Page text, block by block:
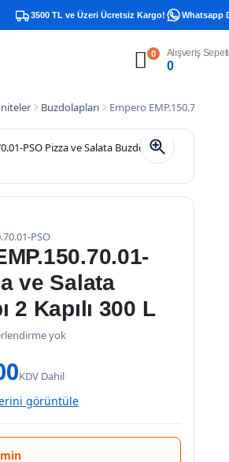
3500 TL ve Üzeri Ücretsiz Kargo! Whatsapp
0 Alışveriş Sepeti
0
Buzdolapları Empero EMP.150.70.01-
PSO
ve Salata
2 Kapılı 300 L
yok
KDV Dahil
görüntüle